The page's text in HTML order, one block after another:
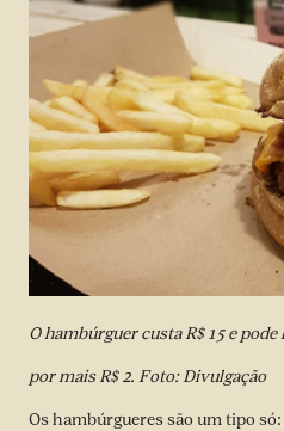
O hambúrguer custa R$ 15 e
por mais R$ 2. Foto: Divulgação
Os hambúrgueres são um tipo